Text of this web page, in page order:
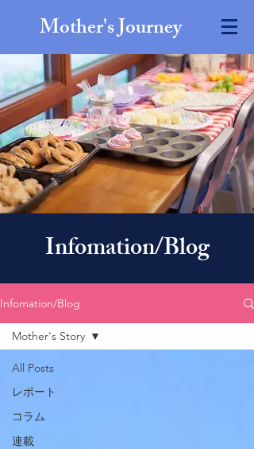
Mother's Journey
Infomation/Blog
Infomation/Blog
All Posts
レポート
コラム
連載
Mother's Story